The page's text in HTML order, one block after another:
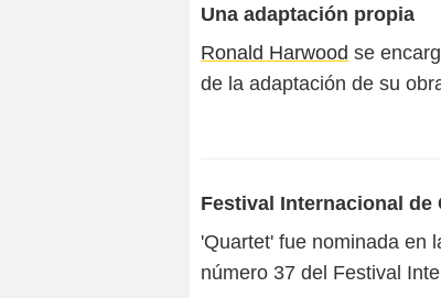
Una adaptación propia
Ronald Harwood se
de la adaptación de su
Festival Internacional de
'Quartet' fue nominada en
número 37 del Festival